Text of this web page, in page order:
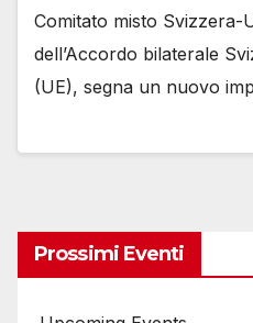
Comitato misto Svizzera-
dell’Accordo bilaterale
(UE), segna un nuovo
Prossimi Eventi